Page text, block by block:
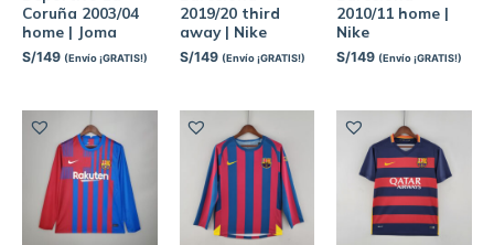
Coruña 2003/04
home | Joma
S/149 (Envío ¡GRATIS!)
2019/20 third
away | Nike
S/149 (Envío ¡GRATIS!)
2010/11 home |
Nike
S/149 (Envío ¡GRATIS!)